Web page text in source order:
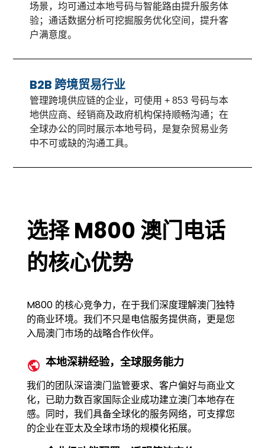
场景，均可通过本地号码与智能路由提升服务体
验；通话数据分析可挖掘服务优化空间，提升客
户满意度。
B2B 跨境贸易行业
管理跨境供应链的企业，可使用 + 853 号码与本
地供应商、经销商及政府机构保持顺畅沟通；在
全球办公的同时展示本地号码，是复杂贸易业务
中不可或缺的沟通工具。
选择 M800 澳门电话
的核心优势
M800 的核心竞争力，在于我们深度理解澳门独特
的商业环境。我们不只是电信服务提供商，更是您
入局澳门市场的战略合作伙伴。
本地深耕经验，全球服务能力
我们的团队深谙澳门监管要求、客户偏好与商业文
化，已助力数百家国际企业成功建立澳门本地存在
感。同时，我们具备全球化的服务网络，可支撑您
的企业在亚太及全球市场的规模化拓展。